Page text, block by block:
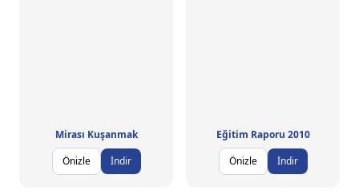
Mirası Kuşanmak
Önizle
İndir
Eğitim Raporu 2010
Önizle
İndir